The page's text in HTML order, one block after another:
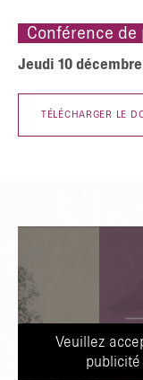
Conférence de
Jeudi 10
TÉLÉCHARGER LE
Veuillez